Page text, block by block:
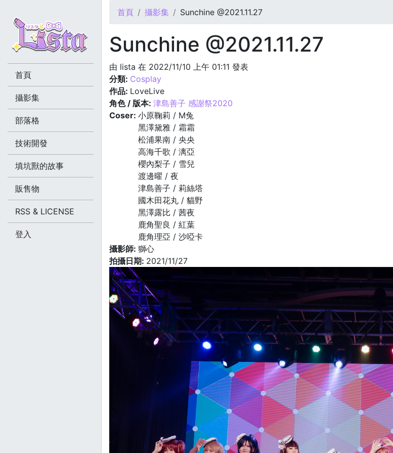
您在這裡
首頁 攝影集 Sunchine @2021.11.27
Sunchine @2021.11.27
由 lista 在 2022/11/10 上午 01:11 發表
分類: Cosplay
作品: LoveLive
角色 / 版本: 津島善子 感謝祭2020
Coser: 小原鞠莉 / M兔
黑澤黛雅 / 霜霜
松浦果南 / 央央
高海千歌 / 漓亞
櫻內梨子 / 雪兒
渡邊曜 / 夜
津島善子 / 莉絲塔
國木田花丸 / 貓野
黑澤露比 / 茜夜
鹿角聖良 / 紅葉
鹿角理亞 / 沙啞卡
攝影師: 獅心
拍攝日期: 2021/11/27
首頁
攝影集
部落格
技術開發
填坑獸的故事
販售物
RSS & LICENSE
登入